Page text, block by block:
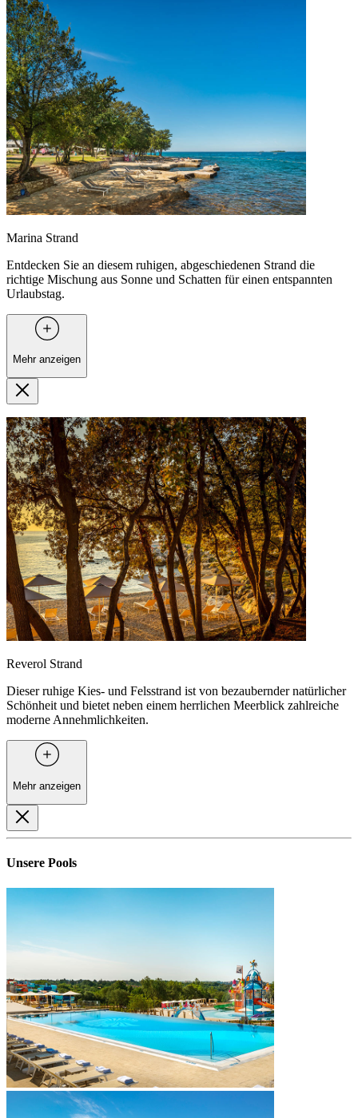
Marina Strand
Entdecken Sie an diesem ruhigen, abgeschiedenen Strand die
richtige Mischung aus Sonne und Schatten für einen entspannten
Urlaubstag.
Mehr anzeigen
Reverol Strand
Dieser ruhige Kies- und Felsstrand ist von bezaubernder natürlicher
Schönheit und bietet neben einem herrlichen Meerblick zahlreiche
moderne Annehmlichkeiten.
Mehr anzeigen
Unsere Pools